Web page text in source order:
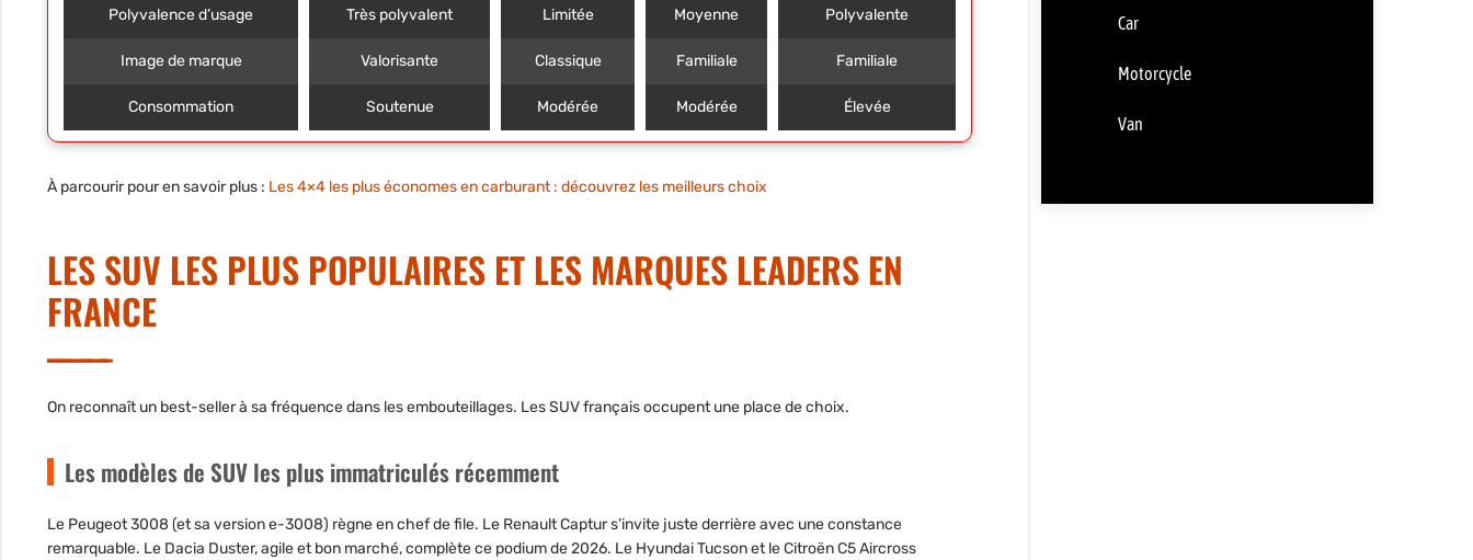
Polyvalence d’usage Très polyvalent Limitée Moyenne Polyvalente
Image de marque Valorisante Classique Familiale Familiale
Consommation Soutenue Modérée Modérée Élevée
À parcourir pour en savoir plus : Les 4×4 les plus économes en carburant : découvrez les meilleurs choix
LES SUV LES PLUS POPULAIRES ET LES MARQUES LEADERS EN
FRANCE
On reconnaît un best-seller à sa fréquence dans les embouteillages. Les SUV français occupent une place de choix.
Les modèles de SUV les plus immatriculés récemment
Le Peugeot 3008 (et sa version e-3008) règne en chef de file. Le Renault Capturs’invite juste derrière avec une constance
remarquable. Le Dacia Duster, agile et bon marché, complète ce podium de2026. Le Hyundai Tucsonet leCitroën C5 Aircross
Car
Motorcycle
Van